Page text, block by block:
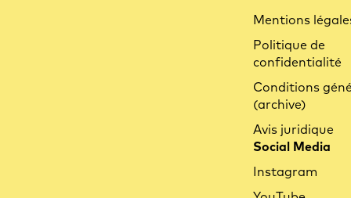
Mentions
Politique de
confidentialité
Conditions
(archive)
Avis juridique
Social Media
Instagram